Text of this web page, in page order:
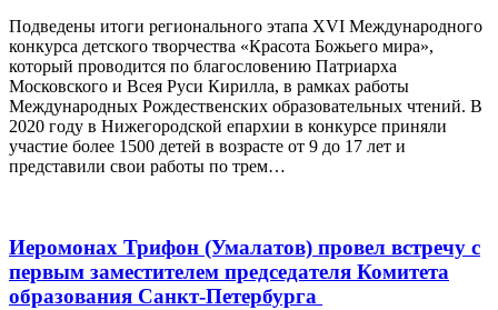
Подведены итоги регионального этапа XVI Международного
конкурса детского творчества «Красота Божьего мира»,
который проводится по благословению Патриарха
Московского и Всея Руси Кирилла, в рамках работы
Международных Рождественских образовательных чтений. В
2020 году в Нижегородской епархии в конкурсе приняли
участие более 1500 детей в возрасте от 9 до 17 лет и
представили свои работы по трем…
Иеромонах Трифон (Умалатов) провел встречу с
первым заместителем председателя Комитета
образования Санкт-Петербурга